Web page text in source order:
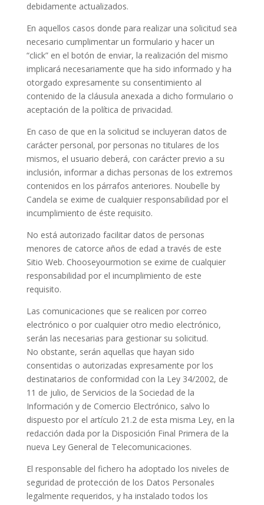
debidamente actualizados.
En aquellos casos donde para realizar una solicitud sea
necesario cumplimentar un formulario y hacer un
“click” en el botón de enviar, la realización del mismo
implicará necesariamente que ha sido informado y ha
otorgado expresamente su consentimiento al
contenido de la cláusula anexada a dicho formulario o
aceptación de la política de privacidad.
En caso de que en la solicitud se incluyeran datos de
carácter personal, por personas no titulares de los
mismos, el usuario deberá, con carácter previo a su
inclusión, informar a dichas personas de los extremos
contenidos en los párrafos anteriores. Noubelle by
Candela se exime de cualquier responsabilidad por el
incumplimiento de éste requisito.
No está autorizado facilitar datos de personas
menores de catorce años de edad a través de este
Sitio Web. Chooseyourmotion se exime de cualquier
responsabilidad por el incumplimiento de este
requisito.
Las comunicaciones que se realicen por correo
electrónico o por cualquier otro medio electrónico,
serán las necesarias para gestionar su solicitud.
No obstante, serán aquellas que hayan sido
consentidas o autorizadas expresamente por los
destinatarios de conformidad con la Ley 34/2002, de
11 de julio, de Servicios de la Sociedad de la
Información y de Comercio Electrónico, salvo lo
dispuesto por el artículo 21.2 de esta misma Ley, en la
redacción dada por la Disposición Final Primera de la
nueva Ley General de Telecomunicaciones.
El responsable del fichero ha adoptado los niveles de
seguridad de protección de los Datos Personales
legalmente requeridos, y ha instalado todos los